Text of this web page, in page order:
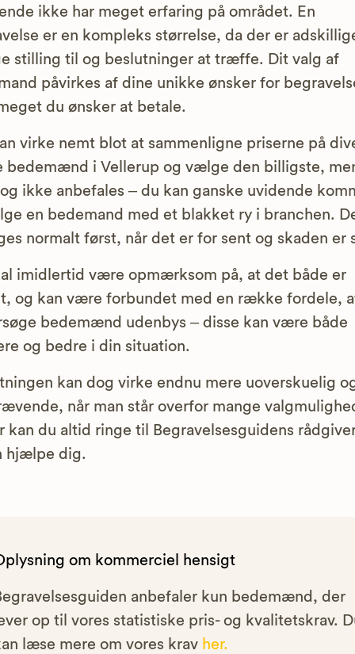
ikke har meget erfaring på området. En
er en kompleks størrelse, da der er
stilling til og beslutninger at træffe. Dit valg af
påvirkes af dine unikke ønsker for
du ønsker at betale.
virke nemt blot at sammenligne priserne på
bedemænd i Vellerup og vælge den billigste,
ikke anbefales – du kan ganske uvidende
en bedemand med et blakket ry i branchen.
normalt først, når det er for sent og skaden er
imidlertid være opmærksom på, at det både er
og kan være forbundet med en række fordele,
bedemænd udenbys – disse kan være både
og bedre i din situation.
kan dog virke endnu mere uoverskuelig
når man står overfor mange
kan du altid ringe til Begravelsesguidens
hjælpe dig.
om kommerciel hensigt
anbefaler kun bedemænd, der
op til vores statistiske pris- og kvalitetskrav.
læse mere om vores krav her.